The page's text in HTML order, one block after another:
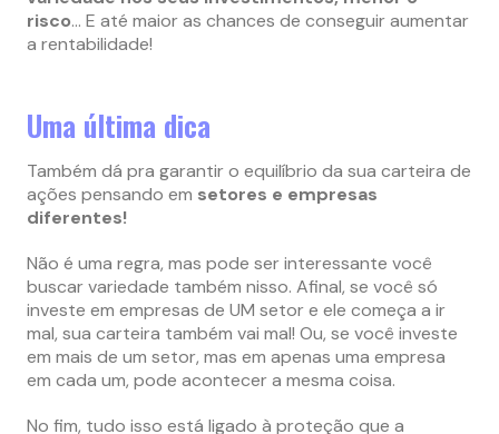
risco… E até maior as chances de conseguir aumentar
a rentabilidade!
Uma última dica
Também dá pra garantir o equilíbrio da sua carteira de
ações pensando em setores e empresas
diferentes!
Não é uma regra, mas pode ser interessante você
buscar variedade também nisso. Afinal, se você só
investe em empresas de UM setor e ele começa a ir
mal, sua carteira também vai mal! Ou, se você investe
em mais de um setor, mas em apenas uma empresa
em cada um, pode acontecer a mesma coisa.
No fim, tudo isso está ligado à proteção que a